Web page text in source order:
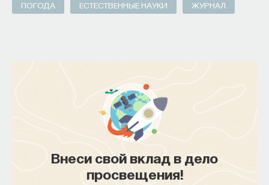
ПОГОДА ЕСТЕСТВЕННЫЕ НАУКИ ЖУРНАЛ
Внеси свой вклад в дело
просвещения!